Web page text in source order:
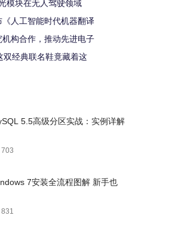
模块在无人驾驶领域
人工智能时代机器翻译
构合作，推动先进电子
双经典联名鞋竟藏着这
5.5高级分区实战：实例详解
703
7安装全流程图解 新手也
831